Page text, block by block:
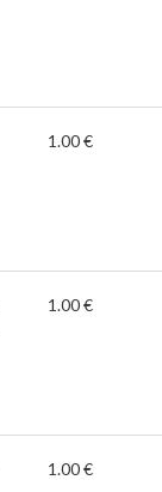
1.00 €
1.00 €
1.00 €